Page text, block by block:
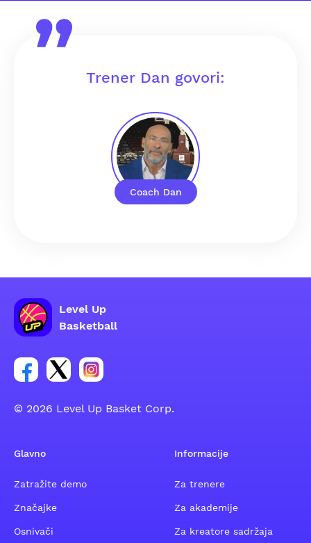
Coach Dan
Trener Dan govori:
Level Up
Basketball
Poveznica za Facebook grupu
Poveznica za Twitter grupu
Poveznica za Instagram grupu
© 2026 Level Up Basket Corp.
Glavno
Zatražite demo
Značajke
Osnivači
Informacije
Za trenere
Za akademije
Za kreatore sadržaja